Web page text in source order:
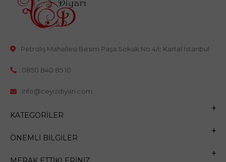
Petroliş Mahallesi Besim Paşa Sokak No 4/c Kartal İstanbul
0850 840 85 10
info@ceyizdiyari.com
KATEGORILER
ÖNEMLI BILGILER